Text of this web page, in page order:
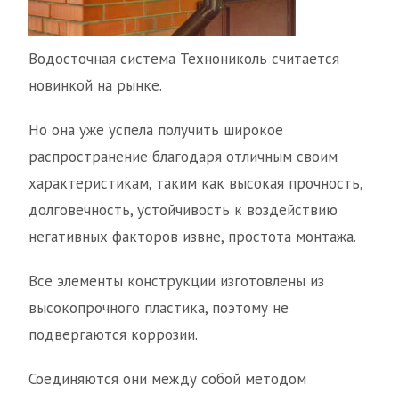
Водосточная система Технониколь считается
новинкой на рынке.
Но она уже успела получить широкое
распространение благодаря отличным своим
характеристикам, таким как высокая прочность,
долговечность, устойчивость к воздействию
негативных факторов извне, простота монтажа.
Все элементы конструкции изготовлены из
высокопрочного пластика, поэтому не
подвергаются коррозии.
Соединяются они между собой методом